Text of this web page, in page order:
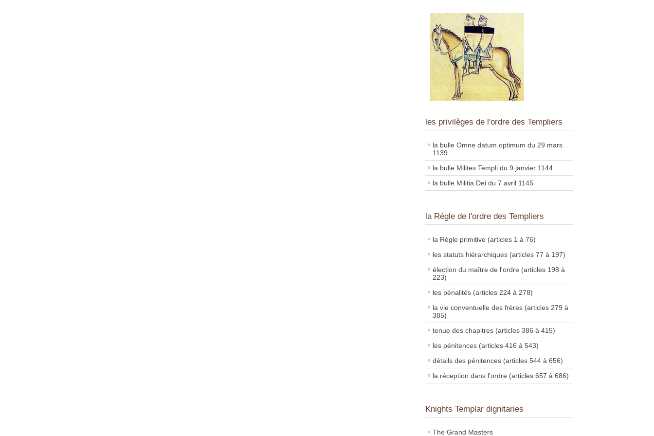
les privilèges de l'ordre des Templiers
la bulle Omne datum optimum du 29 mars
1139
la bulle Milites Templi du 9 janvier 1144
la bulle Militia Dei du 7 avril 1145
la Règle de l'ordre des Templiers
la Règle primitive (articles 1 à 76)
les statuts hiérarchiques (articles 77 à 197)
élection du maître de l'ordre (articles 198 à
223)
les pénalités (articles 224 à 278)
la vie conventuelle des frères (articles 279 à
385)
tenue des chapitres (articles 386 à 415)
les pénitences (articles 416 à 543)
détails des pénitences (articles 544 à 656)
la réception dans l'ordre (articles 657 à 686)
Knights Templar dignitaries
The Grand Masters